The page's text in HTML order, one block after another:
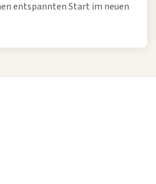
entspannten Start im neuen